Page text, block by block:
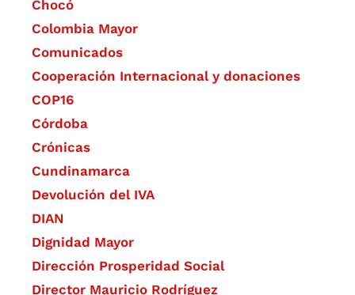
Chocó
Colombia Mayor
Comunicados
Cooperación Internacional y donaciones
COP16
Córdoba
Crónicas
Cundinamarca
Devolución del IVA
DIAN
Dignidad Mayor
Dirección Prosperidad Social
Director Mauricio Rodríguez